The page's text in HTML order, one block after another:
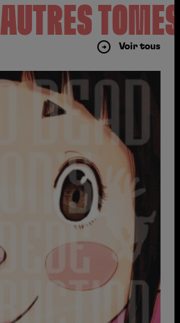
AUTRES
Voir tous